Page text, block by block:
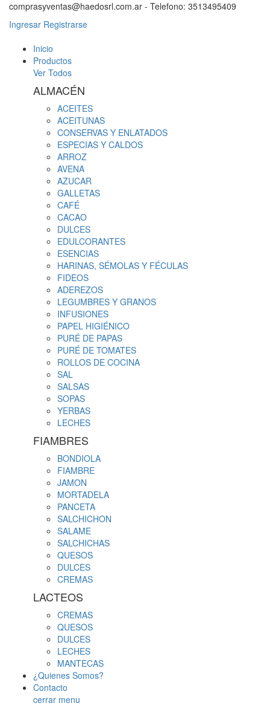
comprasyventas@haedosrl.com.ar - Telefono: 3513495409
Ingresar Registrarse
Inicio
Productos
Ver Todos
ALMACÉN
ACEITES
ACEITUNAS
CONSERVAS Y ENLATADOS
ESPECIAS Y CALDOS
ARROZ
AVENA
AZUCAR
GALLETAS
CAFÉ
CACAO
DULCES
EDULCORANTES
ESENCIAS
HARINAS, SÉMOLAS Y FÉCULAS
FIDEOS
ADEREZOS
LEGUMBRES Y GRANOS
INFUSIONES
PAPEL HIGIÉNICO
PURÉ DE PAPAS
PURÉ DE TOMATES
ROLLOS DE COCINA
SAL
SALSAS
SOPAS
YERBAS
LECHES
FIAMBRES
BONDIOLA
FIAMBRE
JAMON
MORTADELA
PANCETA
SALCHICHON
SALAME
SALCHICHAS
QUESOS
DULCES
CREMAS
LACTEOS
CREMAS
QUESOS
DULCES
LECHES
MANTECAS
¿Quienes Somos?
Contacto
cerrar menu